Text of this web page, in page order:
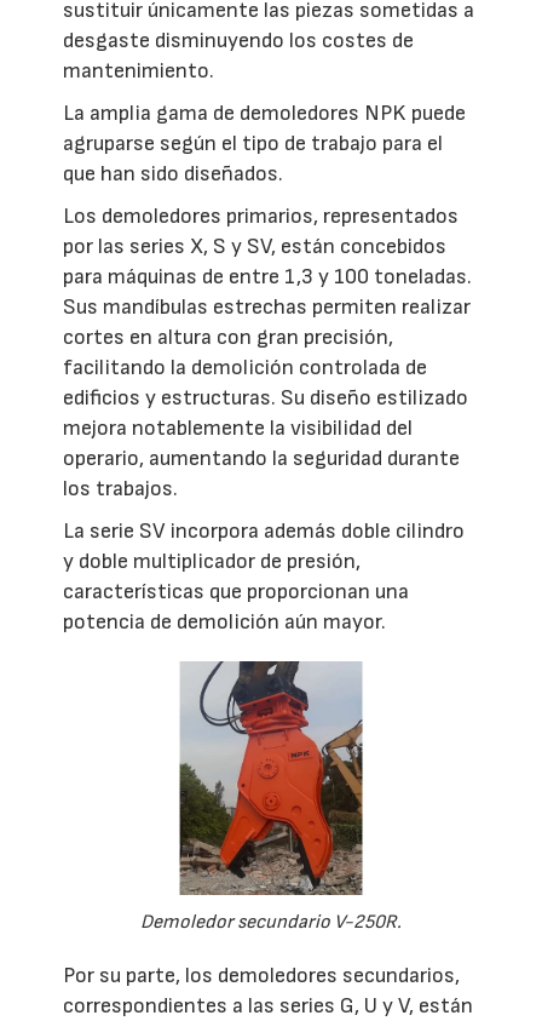
sustituir únicamente las piezas sometidas a
desgaste disminuyendo los costes de
mantenimiento.
La amplia gama de demoledores NPK puede
agruparse según el tipo de trabajo para el
que han sido diseñados.
Los demoledores primarios, representados
por las series X, S y SV, están concebidos
para máquinas de entre 1,3 y 100 toneladas.
Sus mandíbulas estrechas permiten realizar
cortes en altura con gran precisión,
facilitando la demolición controlada de
edificios y estructuras. Su diseño estilizado
mejora notablemente la visibilidad del
operario, aumentando la seguridad durante
los trabajos.
La serie SV incorpora además doble cilindro
y doble multiplicador de presión,
características que proporcionan una
potencia de demolición aún mayor.
Demoledor secundario V-250R.
Por su parte, los demoledores secundarios,
correspondientes a las series G, U y V, están